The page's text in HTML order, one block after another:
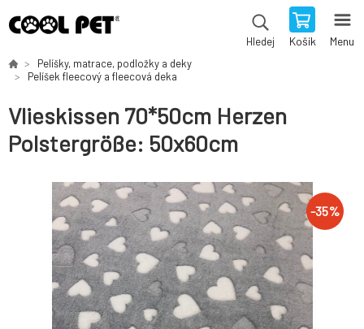
Hledej Košík Menu
Pelíšky, matrace, podložky a deky
Pelíšek fleecový a fleecová deka
Vlieskissen 70*50cm Herzen
Polstergröße: 50x60cm
-35%